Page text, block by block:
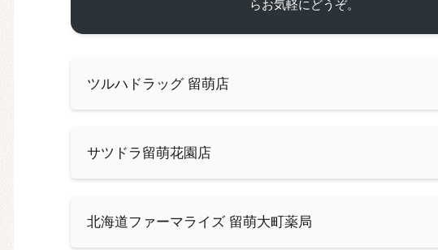
らお気軽にどうぞ。
ツルハドラッグ 留萌店
サツドラ留萌花園店
北海道ファーマライズ 留萌大町薬局